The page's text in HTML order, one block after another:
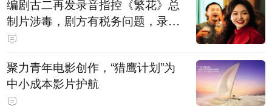
编剧古二再发录音指控《繁花》总
制片涉毒，剧方有税务问题，录音
中王家卫称“一点够了，要不然又要
出事”
聚力青年电影创作，“猎鹰计划”为
中小成本影片护航